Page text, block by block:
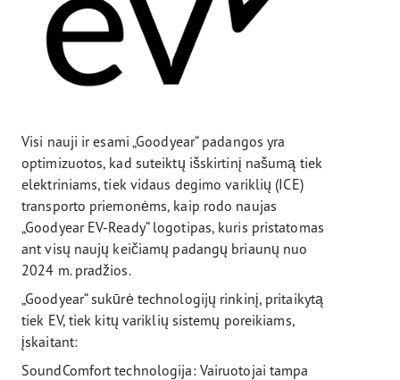
Visi nauji ir esami „Goodyear“ padangos yra
optimizuotos, kad suteiktų išskirtinį našumą tiek
elektriniams, tiek vidaus degimo variklių (ICE)
transporto priemonėms, kaip rodo naujas
„Goodyear EV-Ready“ logotipas, kuris pristatomas
ant visų naujų keičiamų padangų briaunų nuo
2024 m. pradžios.
„Goodyear“ sukūrė technologijų rinkinį, pritaikytą
tiek EV, tiek kitų variklių sistemų poreikiams,
įskaitant:
SoundComfort technologija: Vairuotojai tampa